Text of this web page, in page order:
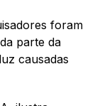
foram
parte da
causadas